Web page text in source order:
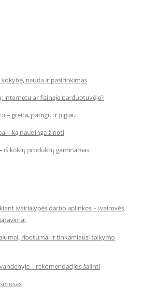
kokybė, nauda ir pasirinkimas
internetu ar fizinėje parduotuvėje?
– greita, patogu ir pigiau
– ką naudinga žinoti
iš kokių produktų gaminamas
įvairialypės darbo aplinkos – Įvairovės,
ribotumai ir tinkamiausi taikymo
– rekomendacijos šalinti